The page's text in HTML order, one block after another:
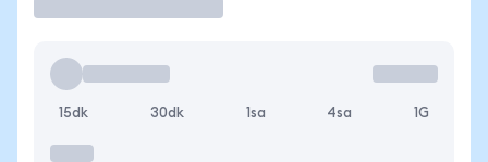
15dk 30dk 1sa 4sa 1G